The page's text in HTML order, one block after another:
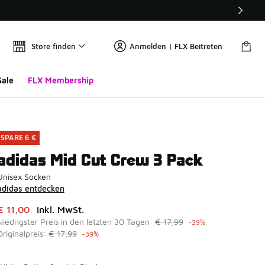
Store finden Anmelden | FLX Beitreten
FLX Membership
SPARE 6 €
Mid Cut Crew 3 Pack
Socken
entdecken
Artikel ist im Sale. Der Preis ist von auf € 11,00
11,00 inkl. MwSt.
Preis in den letzten 30 Tagen:€ 17,99 -39%
€ 17,99 -39%